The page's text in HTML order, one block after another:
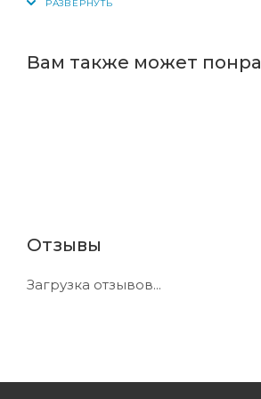
Вам также может
Отзывы
Загрузка отзывов...